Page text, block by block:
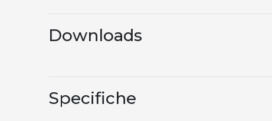
Downloads
Specifiche